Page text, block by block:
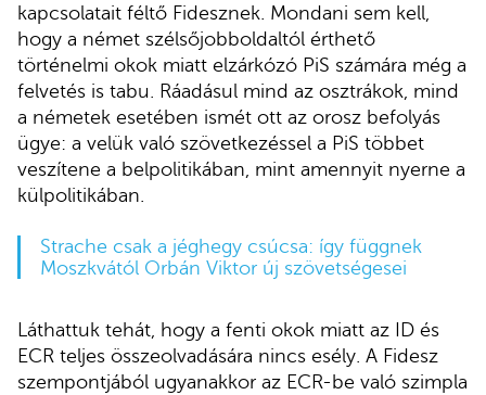
kapcsolatait féltő Fidesznek. Mondani sem kell,
hogy a német szélsőjobboldaltól érthető
történelmi okok miatt elzárkózó PiS számára még a
felvetés is tabu. Ráadásul mind az osztrákok, mind
a németek esetében ismét ott az orosz befolyás
ügye: a velük való szövetkezéssel a PiS többet
veszítene a belpolitikában, mint amennyit nyerne a
külpolitikában.
Strache csak a jéghegy csúcsa: így függnek
Moszkvától Orbán Viktor új szövetségesei
Láthattuk tehát, hogy a fenti okok miatt az ID és
ECR teljes összeolvadására nincs esély. A Fidesz
szempontjából ugyanakkor az ECR-be való szimpla